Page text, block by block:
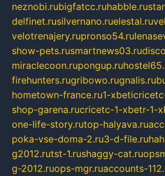
neznobi.rubigfatcc.ruhabble.ru
delfinet.rusilvernano.ruelestal.ru
velotrenajery.rupronso54.ru
show-pets.rusmartnews03.ru
miraclecoon.rupongup.ru
firehunters.rugribowo.rugnalis.ru
hometown-france.ru1-
shop-garena.rucricetc-1-xbetr-1-
one-life-story.rutop-halyava.ru
poka-vse-doma-2.ru3-d-file.ru
g2012.rutst-1.rushaggy-cat.ru
g-2012.ruops-mgr.ruaccounts-